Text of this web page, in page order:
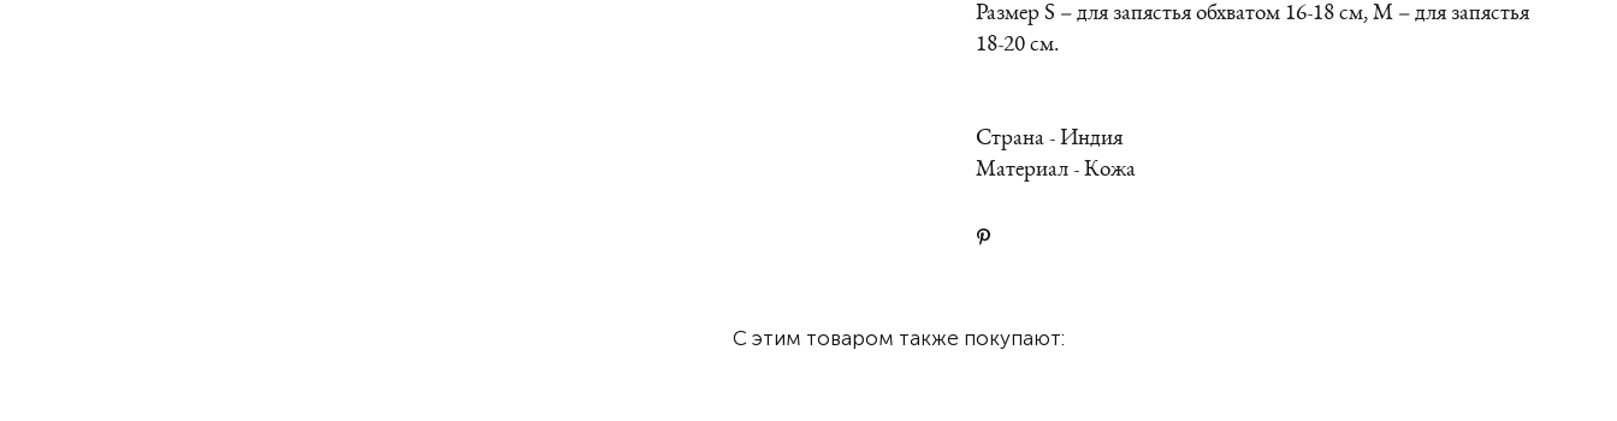
Размер S – для запястья обхватом 16-18 см, М – для запястья
18-20 см.
Страна - Индия
Материал - Кожа
С этим товаром также покупают: